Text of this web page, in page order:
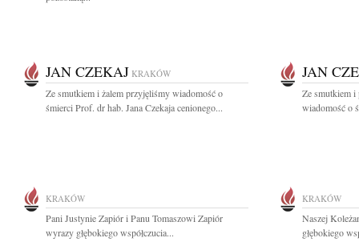
JAN CZEKAJ KRAKÓW
Ze smutkiem i żalem przyjęliśmy wiadomość o
śmierci Prof. dr hab. Jana Czekaja cenionego...
JAN
Ze smutkiem i
wiadomość o
KRAKÓW
Pani Justynie Zapiór i Panu Tomaszowi Zapiór
wyrazy głębokiego współczucia...
KRAKÓW
Naszej
głębokiego